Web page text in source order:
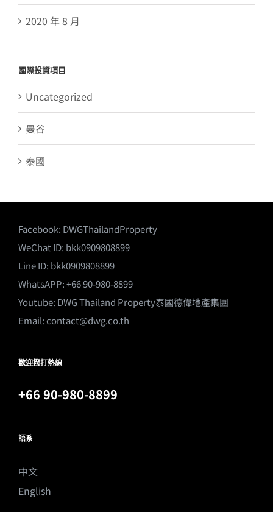
2020 年 8 月
國際投資項目
Uncategorized
曼谷
泰國
Facebook: DWGThailandProperty
WeChat ID: bkk0909808899
Line ID: bkk0909808899
WhatsAPP: +66 90-980-8899
Youtube: DWG Thailand Property泰國德偉地產集團
Email:contact@dwg.co.th
歡迎撥打熱線
+66 90-980-8899
語系
中文
English